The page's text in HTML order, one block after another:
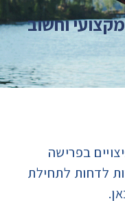
וחשוב
בפרישה
לדחות לתחילת